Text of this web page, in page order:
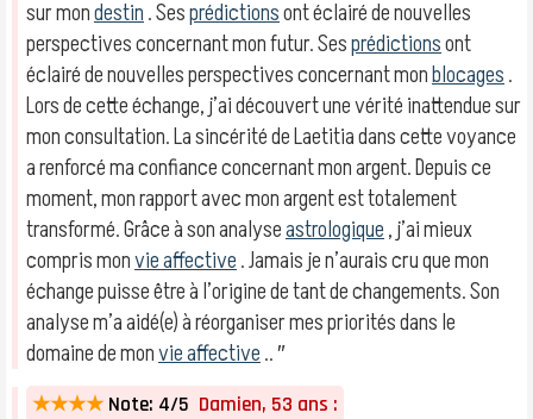
sur mondestin. Sesprédictionsont éclairé de nouvelles
perspectives concernant mon futur. Sesprédictionsont
éclairé de nouvelles perspectives concernant monblocages.
Lors de cette échange, j’ai découvert une vérité inattendue sur
mon consultation. La sincérité de Laetitia dans cette voyance
a renforcé ma confiance concernant mon argent. Depuis ce
moment, mon rapport avec mon argent est totalement
transformé. Grâce à son analyseastrologique, j’ai mieux
compris monvie affective. Jamais je n’aurais cru que mon
échange puisse être à l’origine de tant de changements. Son
analyse m’a aidé(e) à réorganiser mes priorités dans le
domaine de monvie affective.. ″
★★★★ Note: 4/5 Damien, 53 ans :